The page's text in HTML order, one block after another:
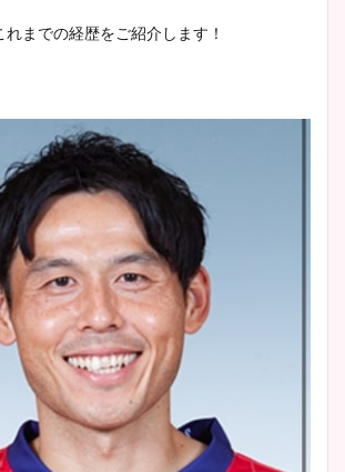
安藤萌々アナのカップ画像や
鈴木唯の太ってた時の体重が
ヤバすぎww原因や痩せたダ
イエット方は？昔と現在を画
像比較！
豊島実季アナのカップ画像ま
とめ！美脚や水着姿に年齢も
調査！
までの経歴をご紹介します！